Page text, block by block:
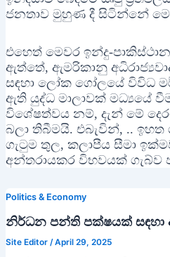
ජනතාව මුහුණ දී සිටින්නේ
එහෙත් මෙවර ඉන්දු-
ඇත්තේ, ඇමරිකානු
සඳහා ලෝක ගෝලයේ විවිධ
ඇති යුද්ධ මාලාවක් මධ්‍යයේ
විශේෂත්වය නම්, දැන් මේ
බලා තිබීමයි. එබැවින්, .. ඉහත
ගැටුම තුල, කලාපීය සීමා
අන්තරායකර විභවයක් ගැබ්ව
Politics & Economy
නිර්ධන පන්ති පක්ෂයක් සඳහා
Site Editor /April 29, 2025